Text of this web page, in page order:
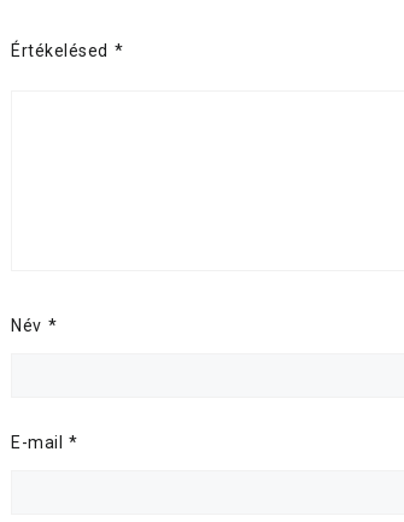
Értékelésed *
Név *
E-mail*